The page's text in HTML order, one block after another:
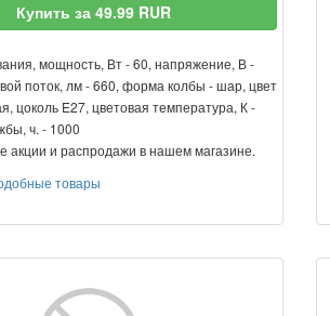
Купить за 49.99 RUR
мощность, Вт - 60, напряжение, В -
поток, лм - 660, форма колбы - шар, цвет
цоколь E27, цветовая температура, К -
ч. - 1000
акции и распродажи в нашем магазине.
товары